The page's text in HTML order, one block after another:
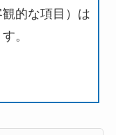
的な項目）は
。